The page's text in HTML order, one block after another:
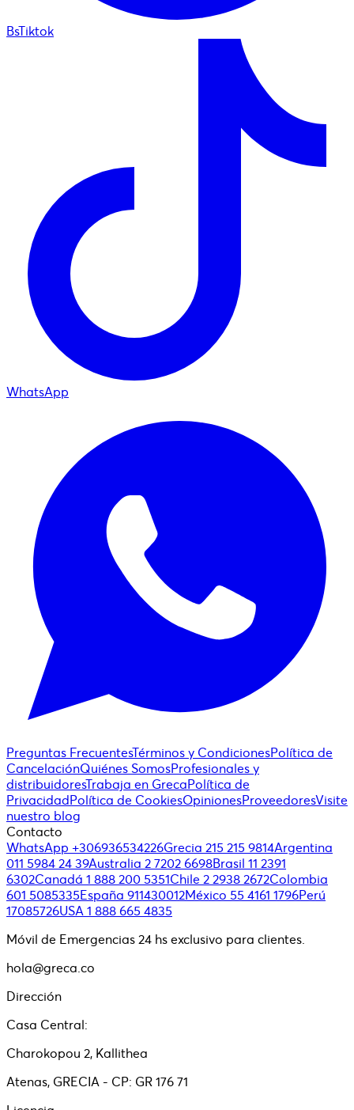
BsTiktok
WhatsApp
Preguntas FrecuentesTérminos y CondicionesPolítica de
CancelaciónQuiénes SomosProfesionales y
distribuidoresTrabaja en GrecaPolítica de
PrivacidadPolítica de CookiesOpinionesProveedoresVisite
nuestro blog
Contacto
WhatsApp +306936534226Grecia 215 215 9814Argentina
011 5984 24 39Australia 2 7202 6698Brasil 11 2391
6302Canadá 1 888 200 5351Chile 2 2938 2672Colombia
601 5085335España 911430012México 55 4161 1796Perú
17085726USA 1 888 665 4835
Móvil de Emergencias 24 hs exclusivo para clientes.
hola@greca.co
Dirección
Casa Central:
Charokopou 2, Kallithea
Atenas, GRECIA - CP: GR 176 71